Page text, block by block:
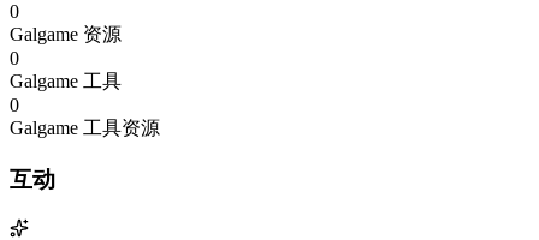
0
Galgame 资源
0
Galgame 工具
0
Galgame 工具资源
互动